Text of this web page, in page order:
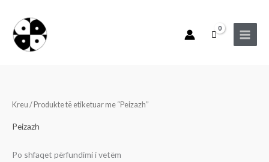
content
Kreu / Produkte të etiketuar me “Peizazh”
Peizazh
Po shfaqet përfundimi i vetëm